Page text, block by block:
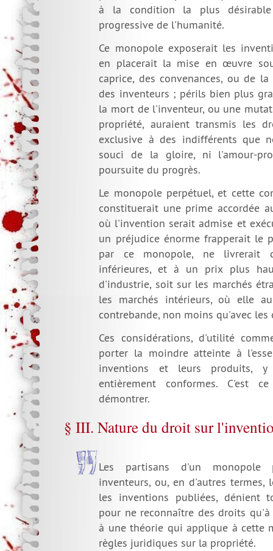
à la condition la plus
progressive de l'humanité.
Ce monopole exposerait les
en placerait la mise en œuvre
caprice, des convenances, ou de
des inventeurs ; périls bien plus
la mort de l'inventeur, ou une
propriété, auraient transmis les
exclusive à des indifférents que
souci de la gloire, ni l'amour-
poursuite du progrès.
Le monopole perpétuel, et cette
constituerait une prime accordée
où l'invention serait admise et
un préjudice énorme frapperait le
par ce monopole, ne livrerait
inférieures, et à un prix plus
d'industrie, soit sur les marchés
les marchés intérieurs, où elle
contrebande, non moins qu'avec les
Ces considérations, d'utilité
porter la moindre atteinte à
inventions et leurs produits, y
entièrement conformes. C'est
démontrer.
§ III. Nature du droit sur
Les partisans d'un monopole
inventeurs, ou, en d'autres termes,
les inventions publiées, dénient
pour ne reconnaître des droits
à une théorie qui applique à cette
règles juridiques sur la propriété.